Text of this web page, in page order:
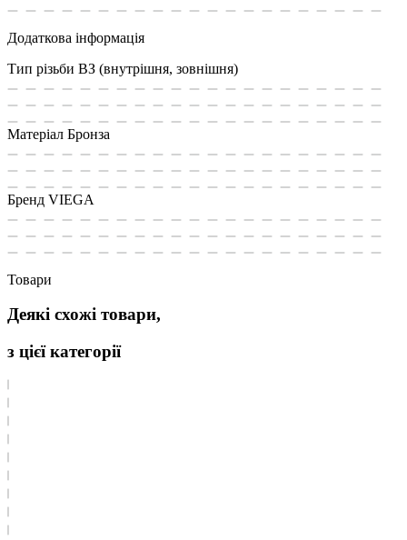
Додаткова інформація
Тип різьби ВЗ (внутрішня, зовнішня)
Матеріал Бронза
Бренд VIEGA
Товари
Деякі схожі товари,
з цієї категорії